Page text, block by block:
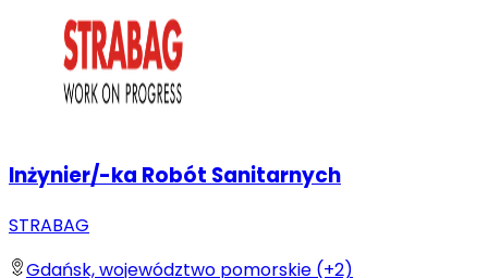
Inżynier/-ka Robót Sanitarnych
STRABAG
Gdańsk, województwo pomorskie (+2)